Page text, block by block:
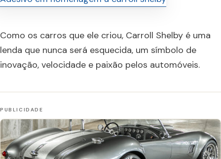
Como os carros que ele criou, Carroll Shelby é uma
lenda que nunca será esquecida, um símbolo de
inovação, velocidade e paixão pelos automóveis.